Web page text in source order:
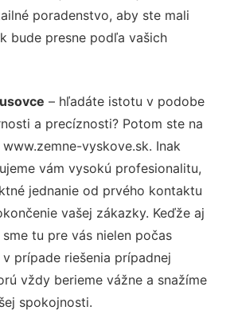
poradenstvo, aby ste mali
bude presne podľa vašich
– hľadáte istotu v podobe
a precíznosti? Potom ste na
vyskove.sk. Inak
vám vysokú profesionalitu,
jednanie od prvého kontaktu
vašej zákazky. Keďže aj
tu pre vás nielen počas
prípade riešenia prípadnej
vždy berieme vážne a snažíme
spokojnosti.